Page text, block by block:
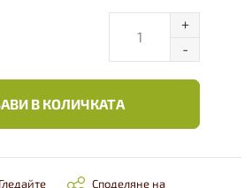
В КОЛИЧКАТА
Гледайте Споделяне на